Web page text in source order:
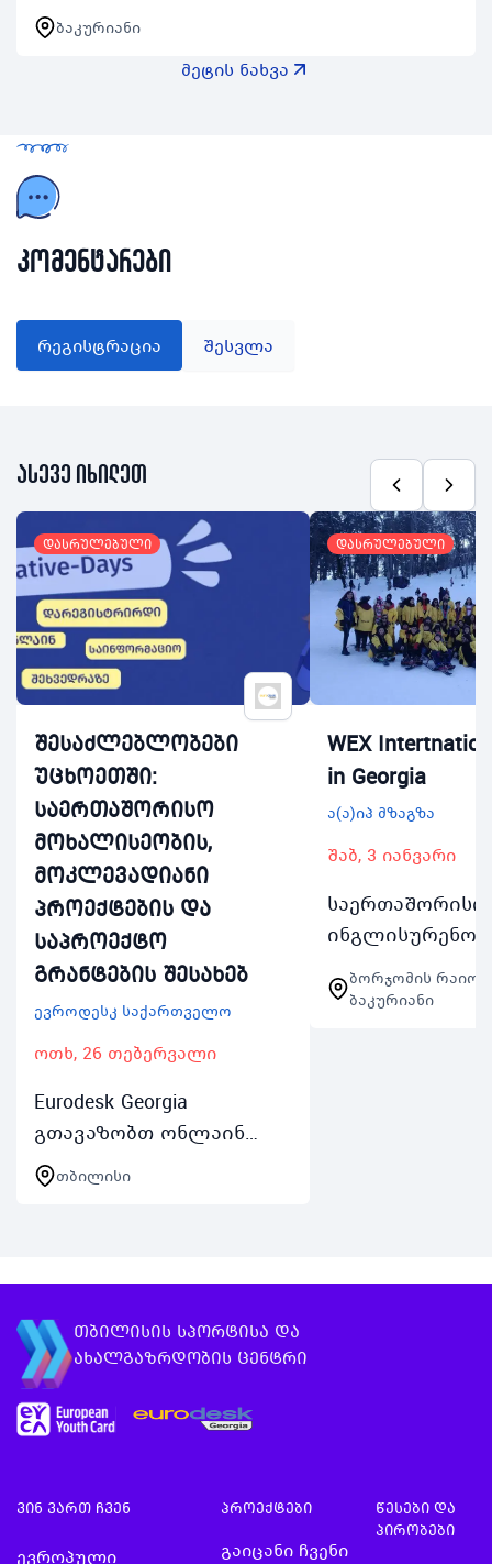
ხელშეწყობის მიზნით 3 სექტემბრიდან 7
სექტემბრის შუალედში ჩატარდება
ახალგაზრდა ინოვატორთა ბანაკ…
ბაკურიანი
მეტის ნახვა
კომენტარები
რეგისტრაცია შესვლა
ასევე იხილეთ
დასრულებული
შესაძლებლობები
უცხოეთში:
საერთაშორისო
მოხალისეობის,
მოკლევადიანი
პროექტების და
საპროექტო
გრანტების შესახებ
ევროდესკ საქართველო
ოთხ, 26 თებერვალი
Eurodesk Georgia
გთავაზობთ ონლაინ
საინფორმაციო
შეხვედრების
სტაჟირება
მოხალისეობა
მონაწილეობა და
გრანტებიშეხვედრა…
თბილისი
დასრულებული
WEX
in Georgia
ა(ა)იპ მზაგზა
შაბ, 3 იანვარი
საერთაშორისო
ბაკურიანში8
ბორჯომის
ბაკურიანი
თბილისის სპორტისა და
ახალგაზრდობის ცენტრი
ვინ ვართ ჩვენ
ევროპული
პროექტები
გაიცანი ჩვენი
წესები და
პირობები